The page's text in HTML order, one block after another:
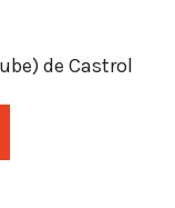
de Castrol